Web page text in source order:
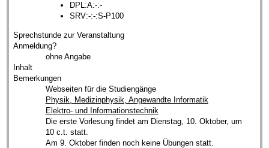
DPL:A:-:-
SRV:-:-:S-P100
Sprechstunde zur Veranstaltung
Anmeldung?
ohne Angabe
Inhalt
Bemerkungen
Webseiten für die Studiengänge
Physik, Medizinphysik, Angewandte Informatik
Elektro- und Informationstechnik
Die erste Vorlesung findet am Dienstag, 10. Oktober, um
10 c.t. statt.
Am 9. Oktober finden noch keine Übungen statt.